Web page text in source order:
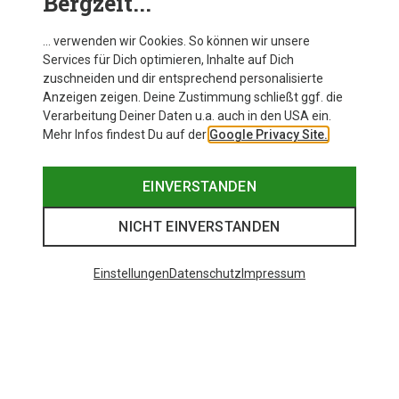
… verwenden wir Cookies. So können wir unsere
Services für Dich optimieren, Inhalte auf Dich
zuschneiden und dir entsprechend personalisierte
Anzeigen zeigen. Deine Zustimmung schließt ggf. die
Verarbeitung Deiner Daten u.a. auch in den USA ein.
Mehr Infos findest Du auf der Google Privacy Site.
EINVERSTANDEN
NICHT EINVERSTANDEN
EinstellungenDatenschutz Impressum